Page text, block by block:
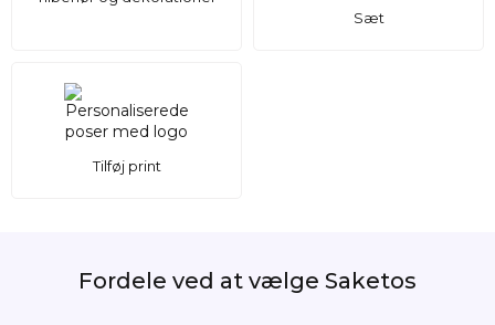
Sæt
Tilføj print
Fordele ved at vælge Saketos